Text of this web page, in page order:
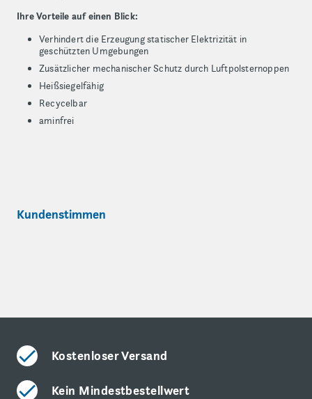
Ihre Vorteile auf einen Blick:
Verhindert die Erzeugung statischer Elektrizität in
geschützten Umgebungen
Zusätzlicher mechanischer Schutz durch Luftpolsternoppen
Heißsiegelfähig
Recycelbar
aminfrei
Kundenstimmen
Kostenloser Versand
Kein Mindestbestellwert